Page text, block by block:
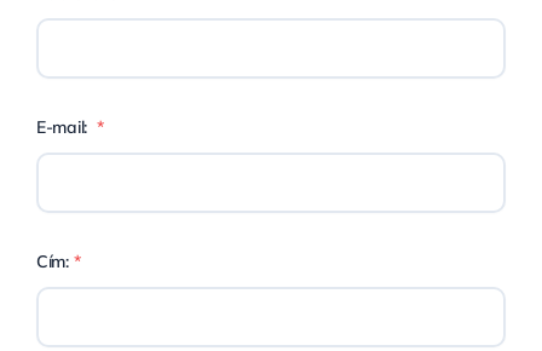
E-mail: *
Cím: *